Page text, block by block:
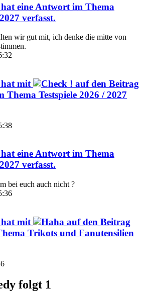
hat eine Antwort im Thema
verfasst.
wir gut mit, ich denke die mitte von
hat mit
auf den Beitrag
Thema Testspiele 2026 / 2027
hat eine Antwort im Thema
verfasst.
bei euch auch nicht ?
hat mit
auf den Beitrag
Trikots und Fanutensilien
folgt 1